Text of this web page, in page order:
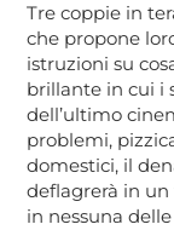
Tre coppie in
che propone
istruzioni su
brillante in cui i
dell’ultimo
problemi,
domestici, il
deflagrerà in
in nessuna